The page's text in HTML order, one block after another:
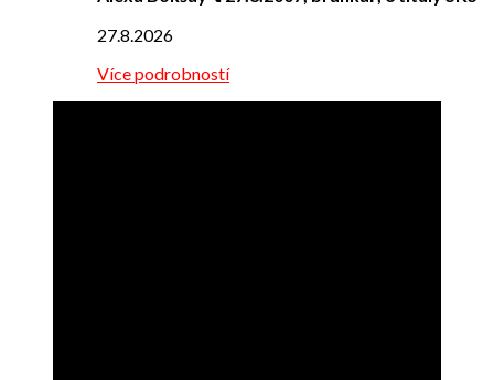
27.8.2026
Více podrobností